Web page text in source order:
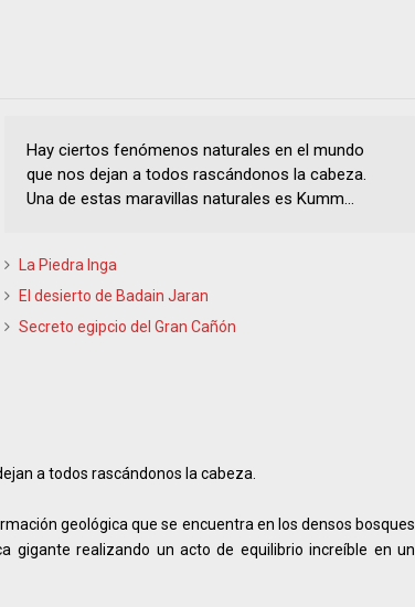
Hay ciertos fenómenos naturales en el mundo
que nos dejan a todos rascándonos la cabeza.
Una de estas maravillas naturales es Kumm...
La Piedra Inga
El desierto de Badain Jaran
Secreto egipcio del Gran Cañón
a todos rascándonos la cabeza.
geológica que se encuentra en los densos bosques
gigante realizando un acto de equilibrio increíble en un